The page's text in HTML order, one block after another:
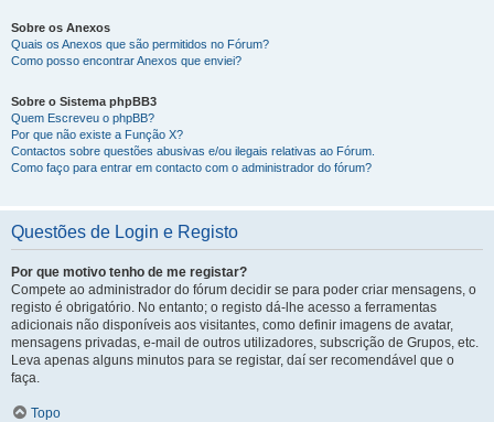
Sobre os Anexos
Quais os Anexos que são permitidos no Fórum?
Como posso encontrar Anexos que enviei?
Sobre o Sistema phpBB3
Quem Escreveu o phpBB?
Por que não existe a Função X?
Contactos sobre questões abusivas e/ou ilegais relativas ao Fórum.
Como faço para entrar em contacto com o administrador do fórum?
Questões de Login e Registo
Por que motivo tenho de me registar?
Compete ao administrador do fórum decidir se para poder criar mensagens, o
registo é obrigatório. No entanto; o registo dá-lhe acesso a ferramentas
adicionais não disponíveis aos visitantes, como definir imagens de avatar,
mensagens privadas, e-mail de outros utilizadores, subscrição de Grupos, etc.
Leva apenas alguns minutos para se registar, daí ser recomendável que o
faça.
Topo